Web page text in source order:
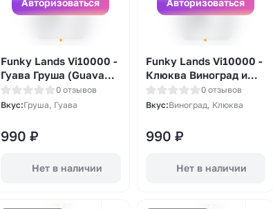
Funky Lands Vi10000 -
Гуава Груша (Guava
Pear)
0 отзывов
Вкус:Груша, Гуава
990 ₽
Нет в наличии
Funky Lands Vi10000 -
Клюква Виноград и
Двойной Лед
(Cranberry Grape Duo
0 отзывов
Вкус:Виноград, Клюква
990 ₽
Нет в наличии
Зарегистрироваться